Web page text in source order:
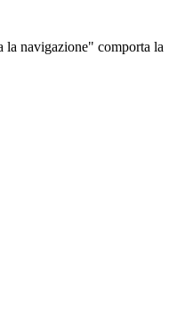
la navigazione" comporta la